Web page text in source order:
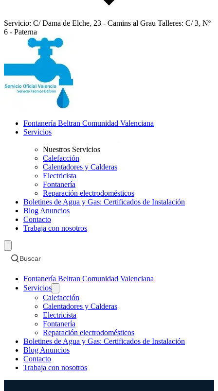
Servicio: C/ Dama de Elche, 23 - Camins al Grau Talleres: C/ 3, Nº
6 - Paterna
Fontanería Beltran Comunidad Valenciana
Servicios
Nuestros Servicios
Calefacción
Calentadores y Calderas
Electricista
Fontanería
Reparación electrodomésticos
Boletines de Agua y Gas: Certificados de Instalación
Blog Anuncios
Contacto
Trabaja con nosotros
Buscar
Fontanería Beltran Comunidad Valenciana
Servicios
Calefacción
Calentadores y Calderas
Electricista
Fontanería
Reparación electrodomésticos
Boletines de Agua y Gas: Certificados de Instalación
Blog Anuncios
Contacto
Trabaja con nosotros